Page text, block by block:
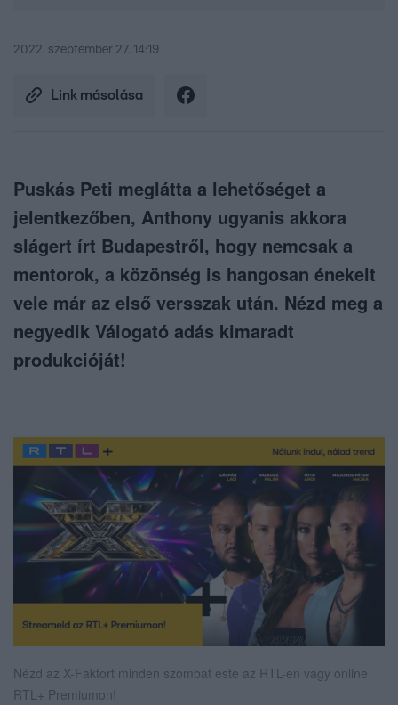
2022. szeptember 27. 14:19
Link másolása
Puskás Peti meglátta a lehetőséget a
jelentkezőben, Anthony ugyanis akkora
slágert írt Budapestről, hogy nemcsak a
mentorok, a közönség is hangosan énekelt
vele már az első versszak után. Nézd meg a
negyedik Válogató adás kimaradt
produkcióját!
Nézd az X-Faktort minden szombat este az RTL-en vagy online
RTL+ Premiumon!